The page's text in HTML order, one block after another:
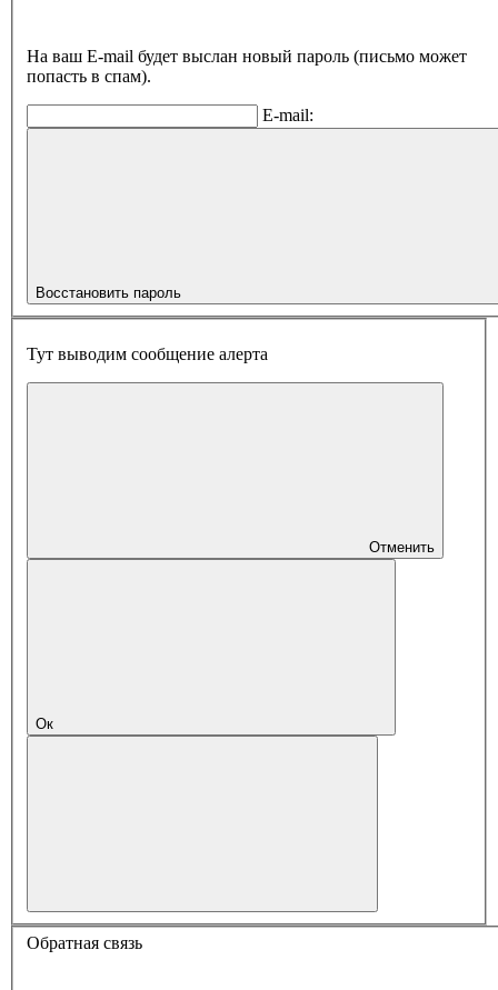
На ваш E-mail будет выслан новый пароль (письмо может
попасть в спам).
E-mail:
Восстановить пароль
Тут выводим сообщение алерта
Отменить
Ок
Обратная связь